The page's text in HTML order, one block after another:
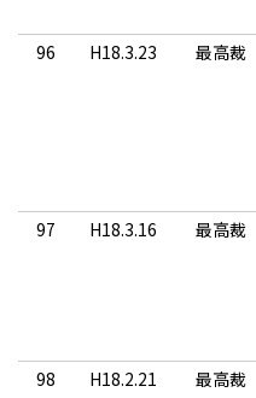
96
H18.3.23 最高裁
97
H18.3.16 最高裁
98
H18.2.21 最高裁